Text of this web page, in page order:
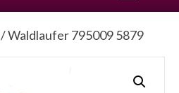
/ Waldlaufer 795009 5879